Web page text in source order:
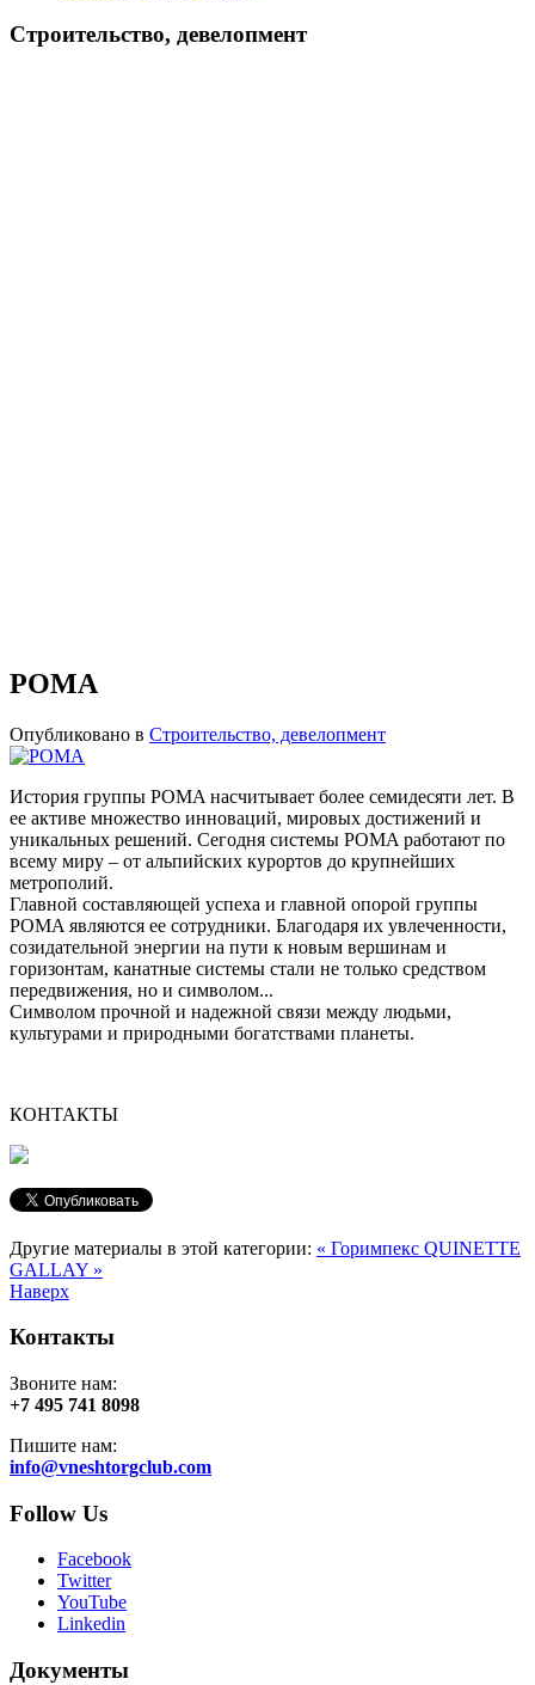
Строительство, девелопмент
POMA
Опубликовано в Строительство, девелопмент
История группы POMA насчитывает более семидесяти лет. В
ее активе множество инноваций, мировых достижений и
уникальных решений. Сегодня системы POMA работают по
всему миру – от альпийских курортов до крупнейших
метрополий.
Главной составляющей успеха и главной опорой группы
POMA являются ее сотрудники. Благодаря их увлеченности,
созидательной энергии на пути к новым вершинам и
горизонтам, канатные системы стали не только средством
передвижения, но и символом...
Символом прочной и надежной связи между людьми,
культурами и природными богатствами планеты.
КОНТАКТЫ
Другие материалы в этой категории: « Горимпекс QUINETTE
GALLAY »
Наверх
Контакты
Звоните нам:
+7 495 741 8098
Пишите нам:
info@vneshtorgclub.com
Follow Us
Facebook
Twitter
YouTube
Linkedin
Документы